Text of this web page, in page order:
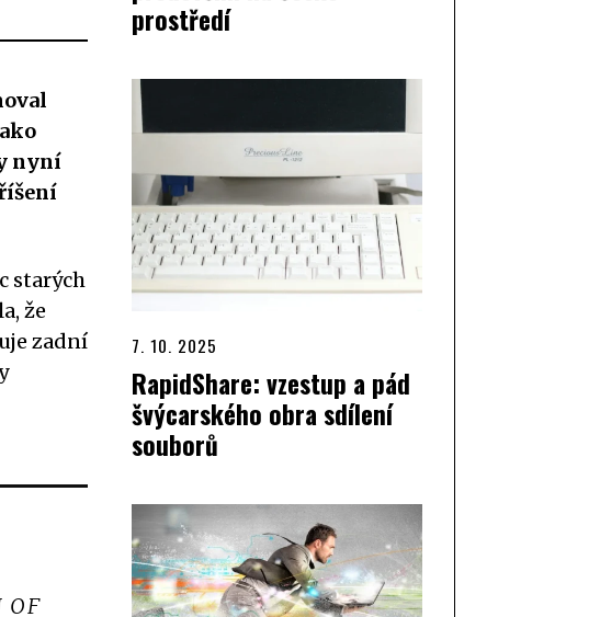
nyní
starých
že
zadní
OF
prostředí
7. 10. 2025
RapidShare: vzestup a pád
švýcarského obra sdílení
souborů